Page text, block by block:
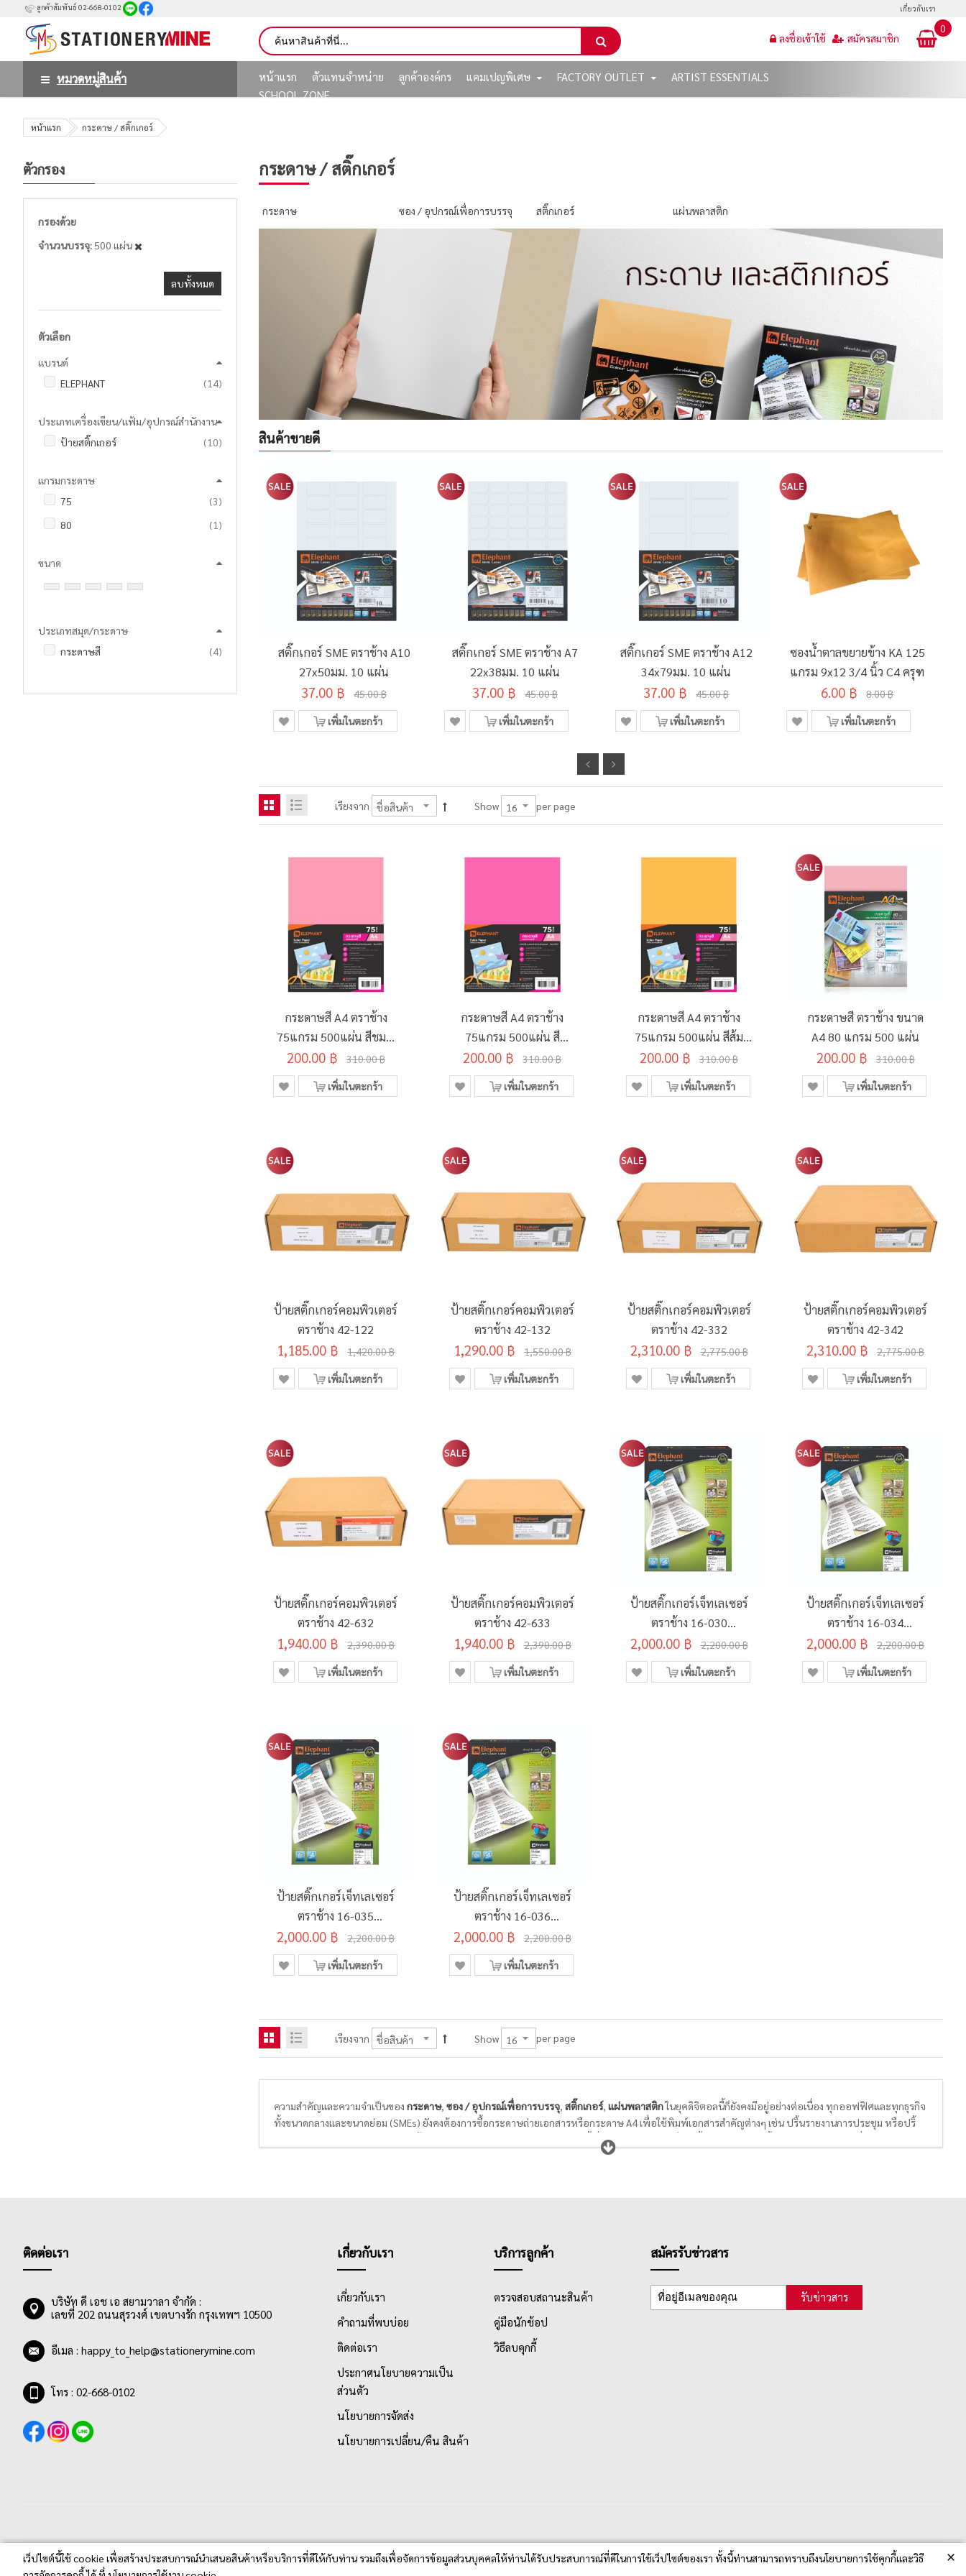
ลูกค้าสัมพันธ์ 02-668-0102 เกี่ยวกับเรา
0
ลงชื่อเข้าใช้ สมัครสมาชิก
หมวดหมู่สินค้า หน้าแรก ตัวแทนจำหน่าย ลูกค้าองค์กร แคมเปญพิเศษ FACTORY OUTLET
ARTIST ESSENTIALS
SCHOOL ZONE
หน้าแรก กระดาษ / สติ๊กเกอร์
กระดาษ / สติ๊กเกอร์
กระดาษ ซอง / อุปกรณ์เพื่อการบรรจุ สติ๊กเกอร์ แผ่นพลาสติก
สินค้าขายดี
สติ๊กเกอร์ SME ตราช้าง A10
27x50มม. 10 แผ่น
37.00 ฿ 45.00 ฿
เพิ่มในตะกร้า
สติ๊กเกอร์ SME ตราช้าง A7
22x38มม. 10 แผ่น
37.00 ฿ 45.00 ฿
เพิ่มในตะกร้า
สติ๊กเกอร์ SME ตราช้าง A12
34x79มม. 10 แผ่น
37.00 ฿ 45.00 ฿
เพิ่มในตะกร้า
ซองน้ำตาลขยายข้าง KA 125
แกรม 9x12 3/4 นิ้ว C4 ครุฑ
6.00 ฿ 8.00 ฿
เพิ่มในตะกร้า
เว็ปไซต์นี้ใช้ cookie เพื่อสร้างประสบการณ์นำเสนอสินค้าหรือบริการที่ดีให้กับท่าน รวมถึงเพื่อจัดการข้อมูลส่วนบุคคลให้ท่านได้รับประสบการณ์ที่ดีในการใช้เว็ปไซต์ของเรา ทั้งนี้ท่านสามารถทราบถึงนโยบายการใช้คุกกี้และวิธี
×
เรียงจาก Show per page
กระดาษสี A4 ตราช้าง
75แกรม 500แผ่น สีชมพู
นีออน
200.00 ฿ 310.00 ฿
เพิ่มในตะกร้า
กระดาษสี A4 ตราช้าง
75แกรม 500แผ่น สี
บานเย็นนีออน
200.00 ฿ 310.00 ฿
เพิ่มในตะกร้า
กระดาษสี A4 ตราช้าง
75แกรม 500แผ่น สีส้ม
นีออน
200.00 ฿ 310.00 ฿
เพิ่มในตะกร้า
กระดาษสี ตราช้าง ขนาด
A4 80 แกรม 500 แผ่น
200.00 ฿ 310.00 ฿
เพิ่มในตะกร้า
ป้ายสติ๊กเกอร์คอมพิวเตอร์
ตราช้าง 42-122
1,185.00 ฿ 1,420.00 ฿
เพิ่มในตะกร้า
ป้ายสติ๊กเกอร์คอมพิวเตอร์
ตราช้าง 42-132
1,290.00 ฿ 1,550.00 ฿
เพิ่มในตะกร้า
ป้ายสติ๊กเกอร์คอมพิวเตอร์
ตราช้าง 42-332
2,310.00 ฿ 2,775.00 ฿
เพิ่มในตะกร้า
ป้ายสติ๊กเกอร์คอมพิวเตอร์
ตราช้าง 42-342
2,310.00 ฿ 2,775.00 ฿
เพิ่มในตะกร้า
ป้ายสติ๊กเกอร์คอมพิวเตอร์
ตราช้าง 42-632
1,940.00 ฿ 2,390.00 ฿
เพิ่มในตะกร้า
ป้ายสติ๊กเกอร์คอมพิวเตอร์
ตราช้าง 42-633
1,940.00 ฿ 2,390.00 ฿
เพิ่มในตะกร้า
ป้ายสติ๊กเกอร์เจ็ทเลเซอร์
ตราช้าง 16-030
70x36มม. กล่อง 500 แผ่น
2,000.00 ฿ 2,200.00 ฿
เพิ่มในตะกร้า
ป้ายสติ๊กเกอร์เจ็ทเลเซอร์
ตราช้าง 16-034
105x36มม. กล่อง 500
แผ่น
2,000.00 ฿ 2,200.00 ฿
เพิ่มในตะกร้า
ป้ายสติ๊กเกอร์เจ็ทเลเซอร์
ตราช้าง 16-035
85x40มม. กล่อง 500 แผ่น
2,000.00 ฿ 2,200.00 ฿
เพิ่มในตะกร้า
ป้ายสติ๊กเกอร์เจ็ทเลเซอร์
ตราช้าง 16-036
210x297มม. กล่อง 500
แผ่น
2,000.00 ฿ 2,200.00 ฿
เพิ่มในตะกร้า
เรียงจาก Show per page
ความสำคัญและความจำเป็นของ กระดาษ, ซอง / อุปกรณ์เพื่อการบรรจุ, สติ๊กเกอร์, แผ่นพลาสติกในยุคดิจิตอลนี้ก็ยังคงมีอยู่อย่างต่อเนื่อง ทุกออฟฟิศและทุกธุรกิจ
ทั้งขนาดกลางและขนาดย่อม (SMEs) ยังคงต้องการซื้อกระดาษถ่ายเอกสารหรือกระดาษ A4 เพื่อใช้พิมพ์เอกสารสำคัญต่างๆ เช่น ปริ้นรายงานการประชุม หรือปริ้
นรายงานยอดขายส่งหัวหน้า หรือปริ้นใบเสร็จ/ใบกำกับภาษีส่งลูกค้า นอกจากนี้เมื่อการค้าออนไลน์เพิ่มสูงขึ้น ความต้องการซื้อซองและกล่องพัสดุเพื่อการบรรจุ รวม
ถึงสติ๊กเกอร์จ่าหน้าซองหรือแปะกล่องที่มีคุณภาพดี ติดแน่นทนนาน ในราคาถูกคุ้มค่าก็มีเพิ่มมากขึ้นไปด้วย ดังนั้นเจ้าของกิจการทุกท่านต้องเลือกซื้อสินค้าที่ดี มีการ
ตัวกรอง
กรองด้วย
จำนวนบรรจุ 500 แผ่น
ลบทั้งหมด
ตัวเลือก
แบรนด์
ELEPHANT
14รายการ
ประเภทเครื่องเขียน/แฟ้ม/อุปกรณ์สำนักงาน
ป้ายสติ๊กเกอร์
10รายการ
แกรมกระดาษ
75
3รายการ
80
1 ชิ้น
ขนาด
ประเภทสมุด/กระดาษ
กระดาษสี
4รายการ
ติดต่อเรา
บริษัท ดี เอช เอ สยามวาลา จำกัด :
เลขที่ 202 ถนนสุรวงศ์ เขตบางรัก กรุงเทพฯ 10500
อีเมล : happy_to_help@stationerymine.com
โทร : 02-668-0102
เกี่ยวกับเรา
เกี่ยวกับเรา
คำถามที่พบบ่อย
ติดต่อเรา
ประกาศนโยบายความเป็น
ส่วนตัว
นโยบายการจัดส่ง
นโยบายการเปลี่ยน/คืน สินค้า
บริการลูกค้า
ตรวจสอบสถานะสินค้า
คู่มือนักช้อป
วิธีลบคุกกี้
สมัครรับข่าวสาร
รับข่าวสาร
Stationerymine.com © 2020 All Rights Reserved.